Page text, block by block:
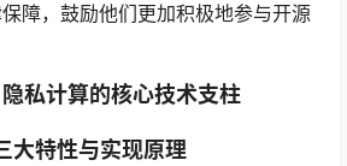
障，鼓励他们更加积极地参与开源
私计算的核心技术支柱
大特性与实现原理